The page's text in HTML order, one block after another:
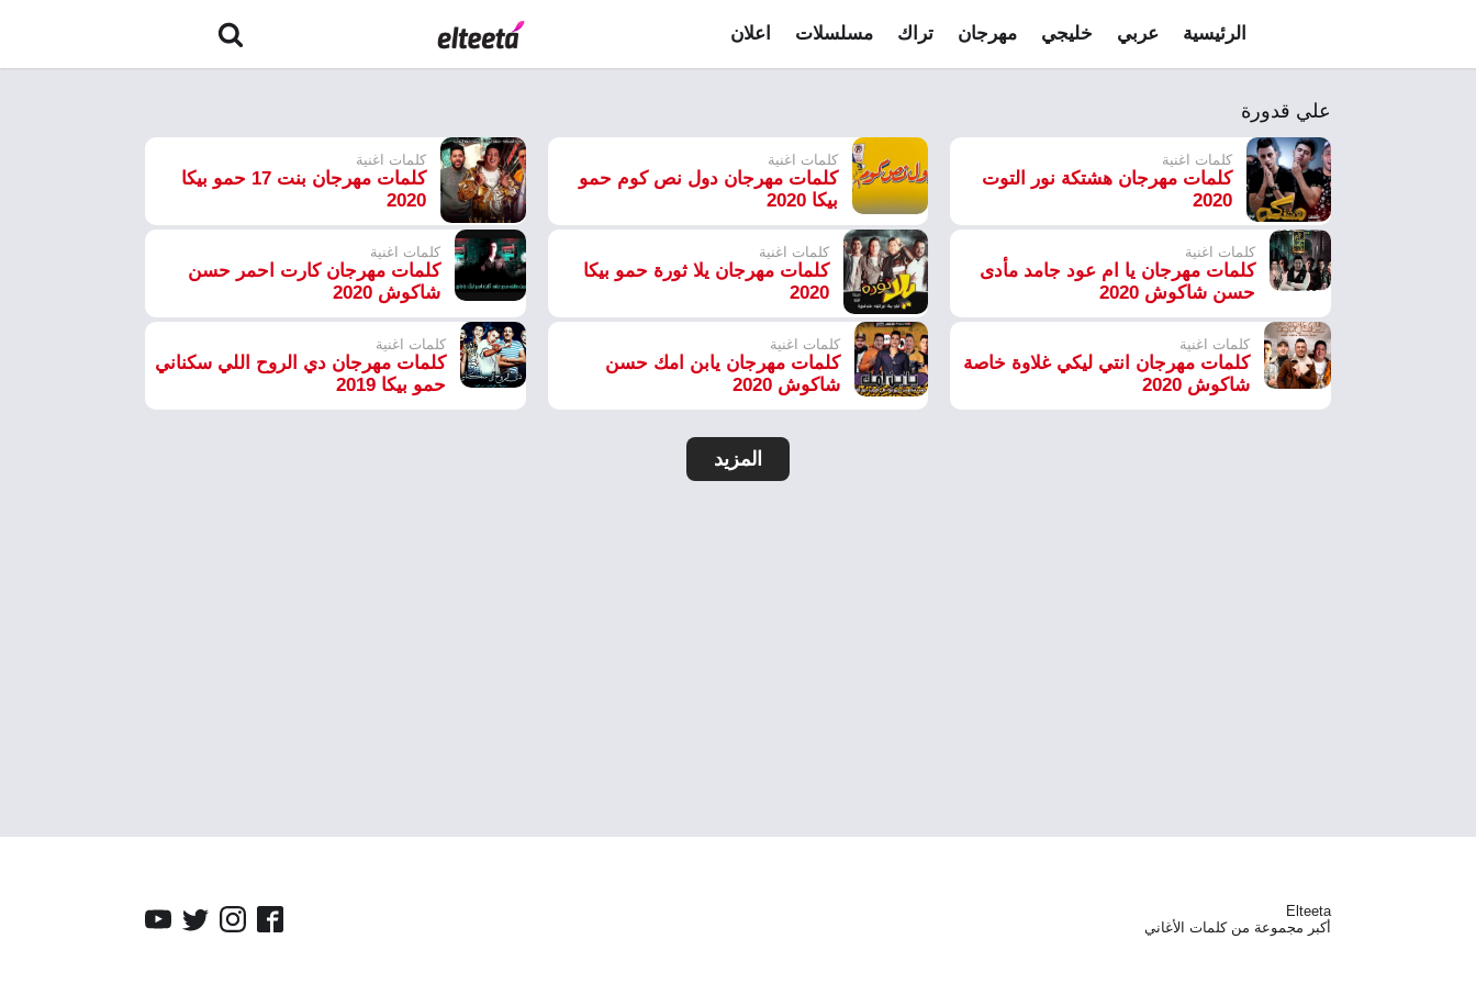
الرئيسية عربي خليجي مهرجان تراك مسلسلات اعلان
علي قدورة
كلمات اغنية
كلمات مهرجان هشتكة نور التوت
2020
كلمات اغنية
كلمات مهرجان دول نص كوم حمو
بيكا 2020
كلمات اغنية
كلمات مهرجان بنت 17 حمو بيكا
2020
كلمات اغنية
كلمات مهرجان يا ام عود جامد مأدى
حسن شاكوش 2020
كلمات اغنية
كلمات مهرجان يلا ثورة حمو بيكا
2020
كلمات اغنية
كلمات مهرجان كارت احمر حسن
شاكوش 2020
كلمات اغنية
كلمات مهرجان انتي ليكي غلاوة خاصة
شاكوش 2020
كلمات اغنية
كلمات مهرجان يابن امك حسن
شاكوش 2020
كلمات اغنية
كلمات مهرجان دي الروح اللي سكناني
حمو بيكا 2019
المزيد
Elteeta
أكبر مجموعة من كلمات الأغاني